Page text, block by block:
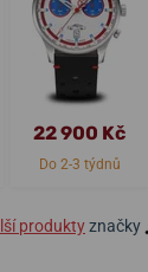
22 900 Kč
Do 2-3 týdnů
produktyznačky